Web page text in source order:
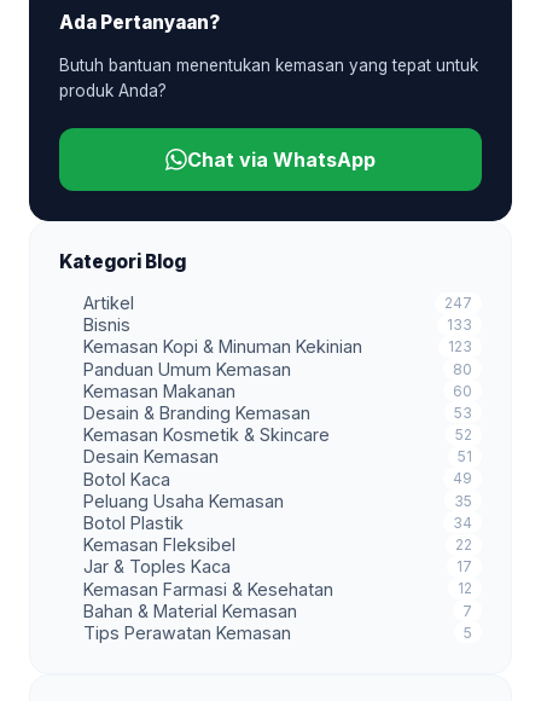
Ada Pertanyaan?
Butuh bantuan menentukan kemasan yang tepat untuk
produk Anda?
Chat via WhatsApp
Kategori Blog
Artikel 247
Bisnis 133
Kemasan Kopi & Minuman Kekinian 123
Panduan Umum Kemasan 80
Kemasan Makanan 60
Desain & Branding Kemasan 53
Kemasan Kosmetik & Skincare 52
Desain Kemasan 51
Botol Kaca 49
Peluang Usaha Kemasan 35
Botol Plastik 34
Kemasan Fleksibel 22
Jar & Toples Kaca 17
Kemasan Farmasi & Kesehatan 12
Bahan & Material Kemasan 7
Tips Perawatan Kemasan 5